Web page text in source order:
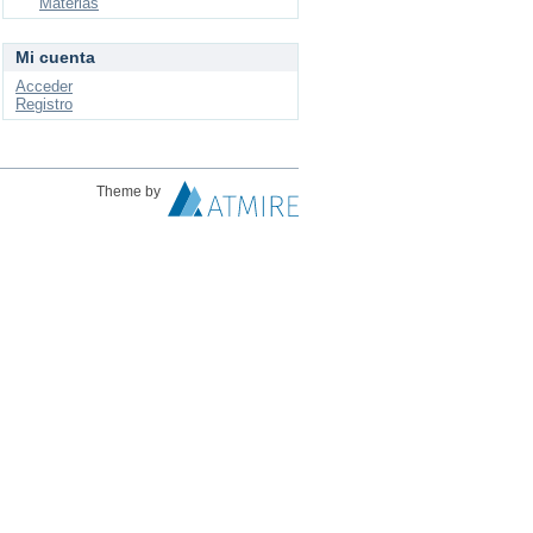
Mi cuenta
Acceder
Registro
Theme by